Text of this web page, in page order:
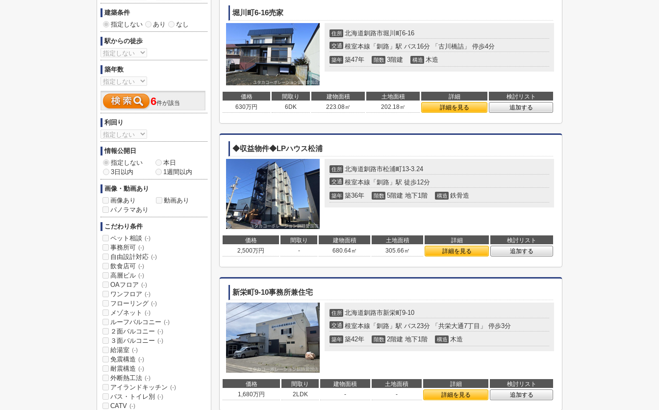
堀川町6-16売家
住所 北海道釧路市堀川町6-16
交通 根室本線 「 釧路 」駅 バス16分 「古川橋詰」 停歩4分
築年 築47年 階数 3階建 構造 木造
価格 間取り 建物面積 土地面積 詳細
検討リスト
630万円 6DK 223.08㎡ 202.18㎡ 詳細を見る 追加する
◆収益物件◆LPハウス松浦
住所 北海道釧路市松浦町13-3.24
交通 根室本線 「 釧路 」駅 徒歩12分
築年 築36年 階数 5階建 地下1階 構造 鉄骨造
価格 間取り 建物面積 土地面積 詳細
検討リスト
2,500万円 - 680.64㎡ 305.66㎡ 詳細を見る 追加する
新栄町9-10事務所兼住宅
住所 北海道釧路市新栄町9-10
交通 根室本線 「 釧路 」駅 バス23分 「共栄大通7丁目」 停歩3分
築年 築42年 階数 2階建 地下1階 構造 木造
価格 間取り 建物面積 土地面積 詳細
検討リスト
1,680万円 2LDK - - 詳細を見る 追加する
建築条件
指定しない
あり なし
駅からの徒歩
築年数
6件が該当
利回り
情報公開日
指定しない
本日
3日以内
1週間以内
画像・動画あり
画像あり
動画あり
パノラマあり
こだわり条件
ペット相談 (-)
事務所可 (-)
自由設計対応 (-)
飲食店可 (-)
高層ビル (-)
OAフロア (-)
ワンフロア (-)
フローリング (-)
メゾネット (-)
ルーフバルコニー (-)
２面バルコニー (-)
３面バルコニー (-)
給湯室 (-)
免震構造 (-)
耐震構造 (-)
外断熱工法 (-)
アイランドキッチン (-)
バス・トイレ別 (-)
CATV (-)